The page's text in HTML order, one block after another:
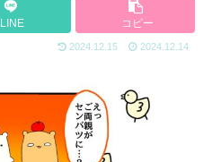
LINE コピー
2024.12.15 2024.12.14